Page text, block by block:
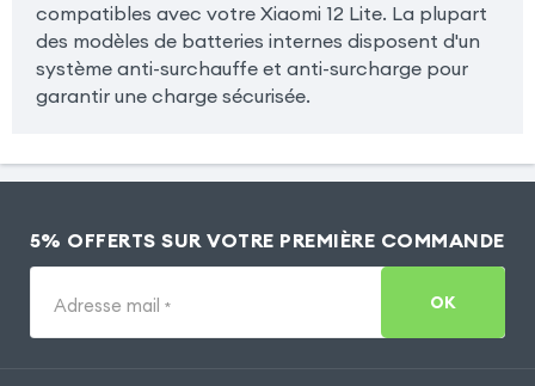
compatibles avec votre Xiaomi 12 Lite. La plupart
des modèles de batteries internes disposent d'un
système anti-surchauffe et anti-surcharge pour
garantir une charge sécurisée.
5% OFFERTS SUR VOTRE PREMIÈRE COMMANDE
Adresse mail * OK